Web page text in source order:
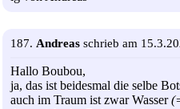
187. Andreas schrieb am
Hallo Boubou,
ja, das ist beidesmal die selbe
auch im Traum ist zwar Wasser